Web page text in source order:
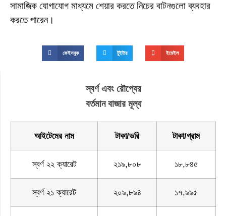
সামাজিক যোগাযোগ মাধ্যমে শেয়ার করতে নিচের বাটনগুলো ব্যবহার
করতে পারেন।
ফেইসবুক টুইটার ইমেইল
স্বর্ণ এবং রৌপ্যের
বর্তমান বাজার মূল্য
আইটেমের নাম টাকা/ভরি টাকা/গ্রাম
স্বর্ণ ২২ ক্যারেট ২১৯,৮০৮ ১৮,৮৪৫
স্বর্ণ ২১ ক্যারেট ২০৯,৮৯৪ ১৭,৯৯৫